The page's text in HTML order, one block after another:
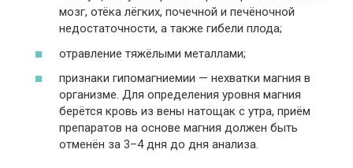
мозг, отёка лёгких, почечной и печёночной
недостаточности, а также гибели плода;
отравление тяжёлыми металлами;
признаки гипомагниемии — нехватки магния в
организме. Для определения уровня магния
берётся кровь из вены натощак с утра, приём
препаратов на основе магния должен быть
отменён за 3–4 дня до дня анализа.